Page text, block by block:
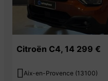
Citroën C4, 14 299 €
 Aix-en-Provence (13100)